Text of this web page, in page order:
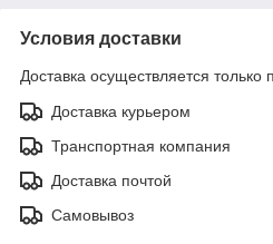
Условия доставки
Доставка осуществляется только
Доставка курьером
Транспортная компания
Доставка почтой
Самовывоз